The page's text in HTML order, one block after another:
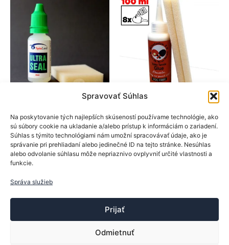
Spravovať Súhlas
Na poskytovanie tých najlepších skúseností používame technológie, ako
sú súbory cookie na ukladanie a/alebo prístup k informáciám o zariadení.
Súhlas s týmito technológiami nám umožní spracovávať údaje, ako je
správanie pri prehliadaní alebo jedinečné ID na tejto stránke. Nesúhlas
alebo odvolanie súhlasu môže nepriaznivo ovplyvniť určité vlastnosti a
funkcie.
Správa služieb
Prijať
Odmietnuť
Lepidlá
SpinLord lak Ultra Seal
20ml
3,60€
Pridať do košíka
Revolution
Lepidlá
Revolution No. 3
lepidlo, 100 ml